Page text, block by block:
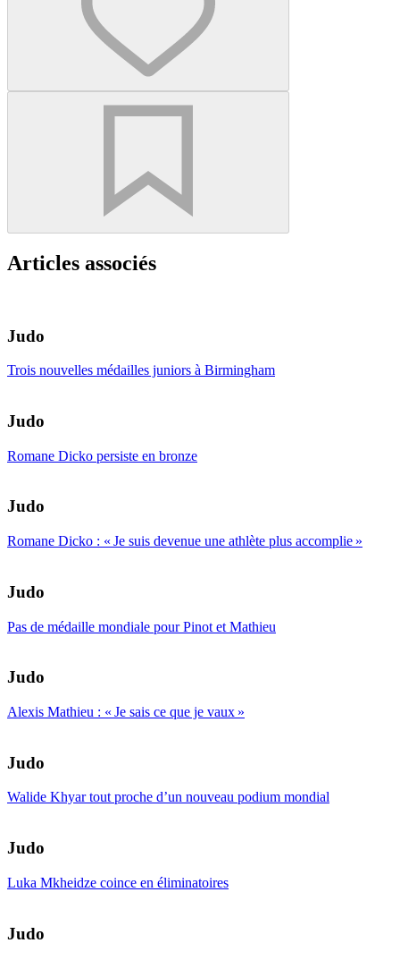
Articles associés
Judo
Trois nouvelles médailles juniors à Birmingham
Judo
Romane Dicko persiste en bronze
Judo
Romane Dicko : « Je suis devenue une athlète plus accomplie »
Judo
Pas de médaille mondiale pour Pinot et Mathieu
Judo
Alexis Mathieu : « Je sais ce que je vaux »
Judo
Walide Khyar tout proche d’un nouveau podium mondial
Judo
Luka Mkheidze coince en éliminatoires
Judo